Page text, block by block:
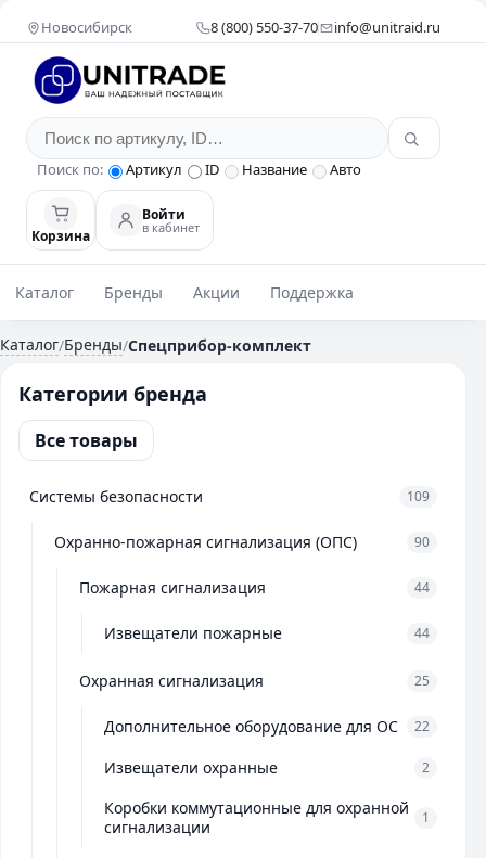
Новосибирск 8 (800) 550-37-70 info@unitraid.ru
Поиск по: Артикул ID Название Авто
Корзина
Войти
в кабинет
Каталог Бренды Акции Поддержка
Каталог/Бренды/Спецприбор-комплект
Категории бренда
Все товары
Системы безопасности 109
Охранно-пожарная сигнализация (ОПС) 90
Пожарная сигнализация 44
Извещатели пожарные 44
Охранная сигнализация 25
Дополнительное оборудование для ОС 22
Извещатели охранные 2
Коробки коммутационные для охранной
сигнализации
1